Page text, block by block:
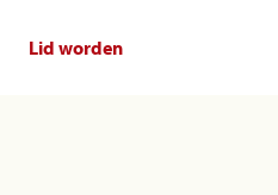
Lid worden